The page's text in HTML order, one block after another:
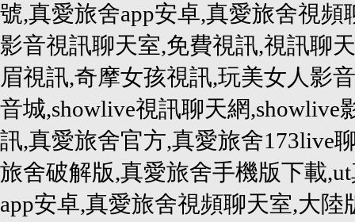
號,真愛旅舍app安卓,真愛旅舍視
影音視訊聊天室,免費視訊,視訊聊
眉視訊,奇摩女孩視訊,玩美女人影
音城,showlive視訊聊天網,showlive
訊,真愛旅舍官方,真愛旅舍173live
旅舍破解版,真愛旅舍手機版下載
app安卓,真愛旅舍視頻聊天室,大